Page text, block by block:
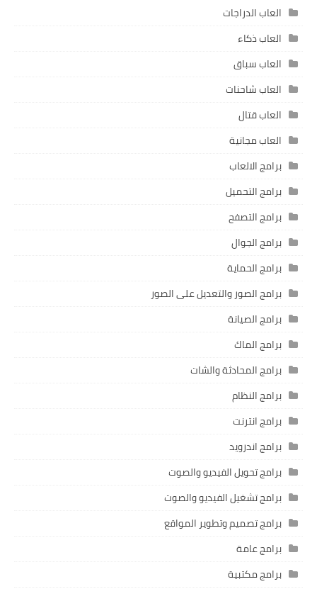
العاب الدراجات
العاب ذكاء
العاب سباق
العاب شاحنات
العاب قتال
العاب مجانية
برامج الالعاب
برامج التحميل
برامج التصفح
برامج الجوال
برامج الحماية
برامج الصور والتعديل على الصور
برامج الصيانة
برامج الماك
برامج المحادثة والشات
برامج النظام
برامج انترنت
برامج اندرويد
برامج تحويل الفيديو والصوت
برامج تشغيل الفيديو والصوت
برامج تصميم وتطوير المواقع
برامج عامة
برامج مكتبية